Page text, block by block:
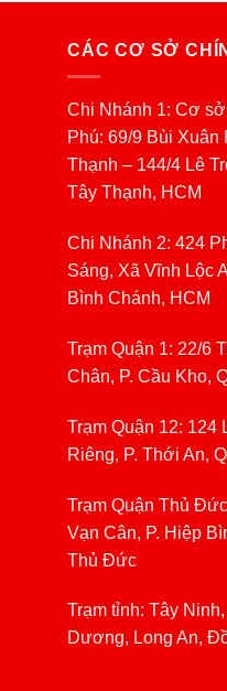
CÁC CƠ SỞ
Chi Nhánh 1: Cơ
Phú: 69/9 Bùi Xuân
Thạnh – 144/4 Lê
Tây Thạnh, HCM
Chi Nhánh 2: 424
Sáng, Xã Vĩnh Lộc
Bình Chánh, HCM
Trạm Quận 1: 22/6
Chân, P. Cầu Kho,
Trạm Quận 12: 124
Riêng, P. Thới An,
Trạm Quận Thủ
Vạn Cân, P. Hiệp
Thủ Đức
Trạm tỉnh: Tây
Dương, Long An,